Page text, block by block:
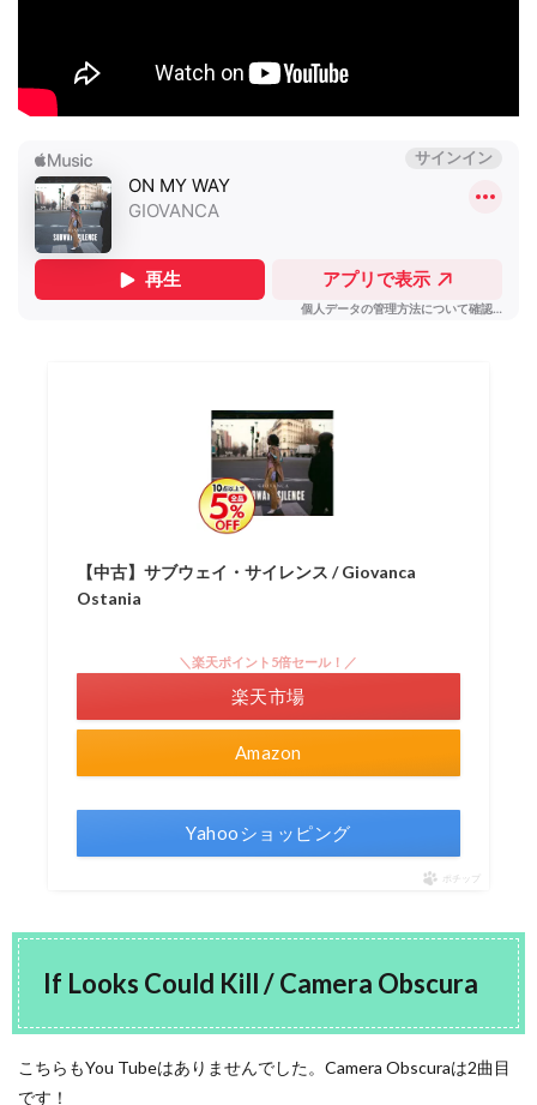
【中古】サブウェイ・サイレンス / Giovanca
Ostania
Amazon
＼楽天ポイント5倍セール！／
楽天市場
Yahooショッピング
ポチップ
If Looks Could Kill / Camera Obscura
こちらもYou Tubeはありませんでした。Camera Obscuraは2曲目
です！